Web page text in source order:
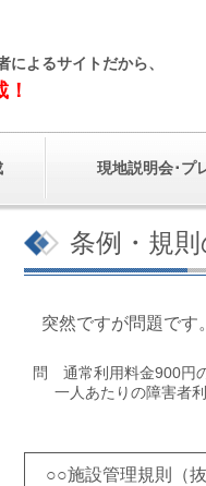
よるサイトだから、
現地説明会･プ
条例・規則
突然ですが問題です。
問 通常利用料金900円
一人あたりの障害者利
○○施設管理規則（抜